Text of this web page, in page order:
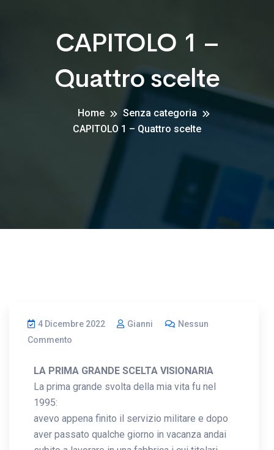
CAPITOLO 1 –
Quattro scelte
Home
Senza categoria
CAPITOLO 1 – Quattro scelte
4 Dicembre 2022 Gianni
Nessun
Commento
LA PRIMA GRANDE SCELTA VISIONARIA
La prima grande svolta della mia vita fu nel
1995:
avevo appena finito il servizio militare e dopo
aver passato qualche giorno in vacanza andai